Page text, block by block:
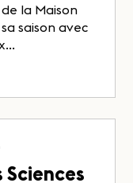
la Maison
saison avec
Sciences